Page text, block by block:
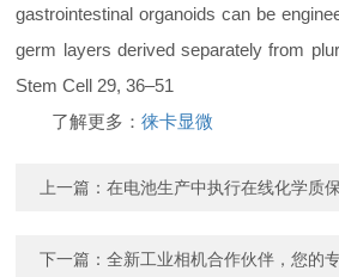
gastrointestinal organoids can be
germ layers derived separately from
Stem Cell 29, 36–51
了解更多：徕卡显微
上一篇：在电池生产中执行在线化学质
下一篇：全新工业相机合作伙伴，您的